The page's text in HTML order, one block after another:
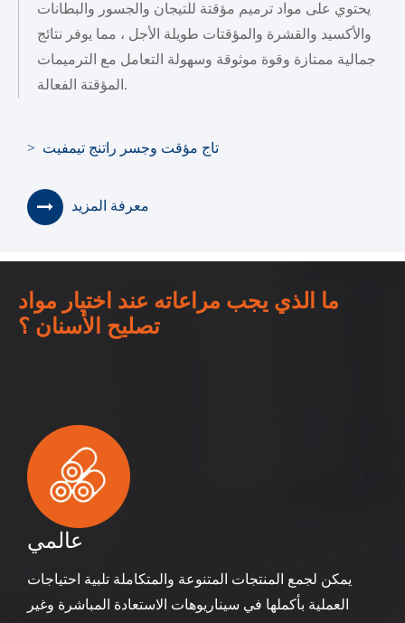
يحتوي على مواد ترميم مؤقتة للتيجان والجسور والبطانات
والأكسيد والقشرة والمؤقتات طويلة الأجل ، مما يوفر نتائج
جمالية ممتازة وقوة موثوقة وسهولة التعامل مع الترميمات
المؤقتة الفعالة.
> تاج مؤقت وجسر راتنج تيمفيت
معرفة المزيد
ما الذي يجب مراعاته عند اختيار مواد
تصليح الأسنان ؟
عالمي
يمكن لجمع المنتجات المتنوعة والمتكاملة تلبية احتياجات
العملية بأكملها في سيناريوهات الاستعادة المباشرة وغير